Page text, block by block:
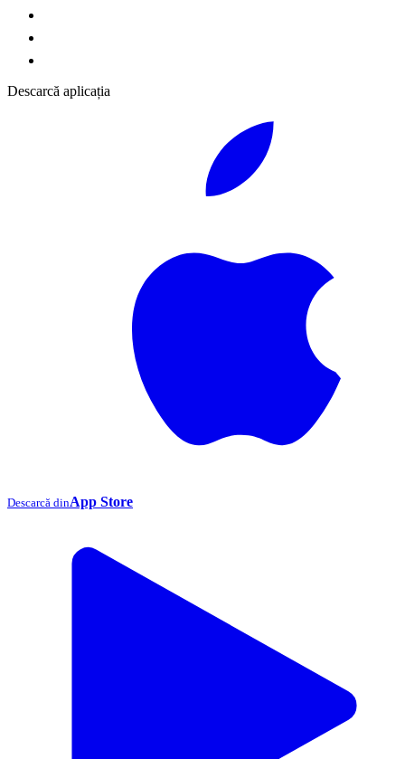
Descarcă aplicația
Descarcă dinApp Store